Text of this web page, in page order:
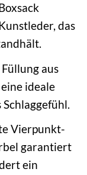
das
aus
ideale
Vierpunkt-
garantiert
ein